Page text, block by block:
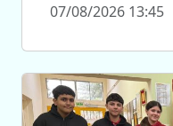
07/08/2026 13:45